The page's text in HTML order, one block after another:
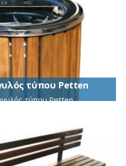
τύπου Petten
τύπου Petten